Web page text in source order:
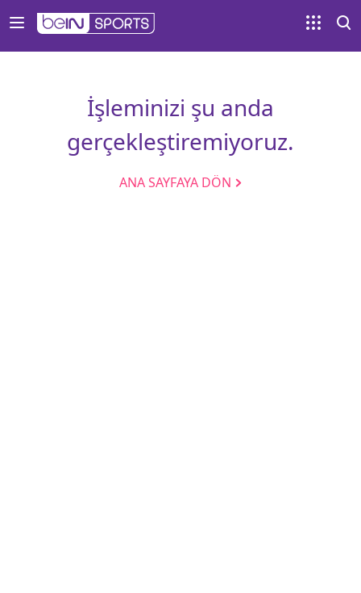
İşleminizi şu anda
gerçekleştiremiyoruz.
ANA SAYFAYA DÖN